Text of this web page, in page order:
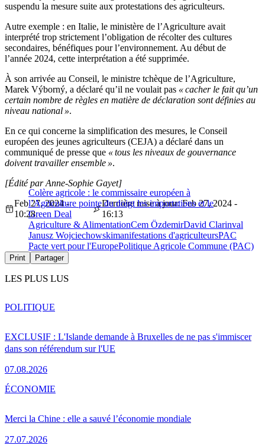
suspendu la mesure suite aux protestations des agriculteurs.
Autre exemple : en Italie, le ministère de l’Agriculture avait
interprété trop strictement l’obligation de récolter des cultures
secondaires, bénéfiques pour l’environnement. Au début de
l’année 2024, cette interprétation a été supprimée.
À son arrivée au Conseil, le ministre tchèque de l’Agriculture,
Marek Výborný, a déclaré qu’il ne voulait pas « cacher le fait qu’un
certain nombre de règles en matière de déclaration sont définies au
niveau national ».
En ce qui concerne la simplification des mesures, le Conseil
européen des jeunes agriculteurs (CEJA) a déclaré dans un
communiqué de presse que « tous les niveaux de gouvernance
doivent travailler ensemble ».
Colère agricole : le commissaire européen à
l’Agriculture pointe du doigt les importations et le
Green Deal
[Édité par Anne-Sophie Gayet]
Feb 27, 2024 -
10:28
Dernière mise à jour: Feb 27, 2024 -
16:13
Agriculture & AlimentationCem ÖzdemirDavid Clarinval
Janusz Wojciechowskimanifestations d'agriculteursPAC
Pacte vert pour l'EuropePolitique Agricole Commune (PAC)
Print Partager
LES PLUS LUS
EXCLUSIF : L'Islande demande à Bruxelles de ne pas s'immiscer
dans son référendum sur l'UE
07.08.2026
POLITIQUE
Merci la Chine : elle a sauvé l’économie mondiale
27.07.2026
ÉCONOMIE